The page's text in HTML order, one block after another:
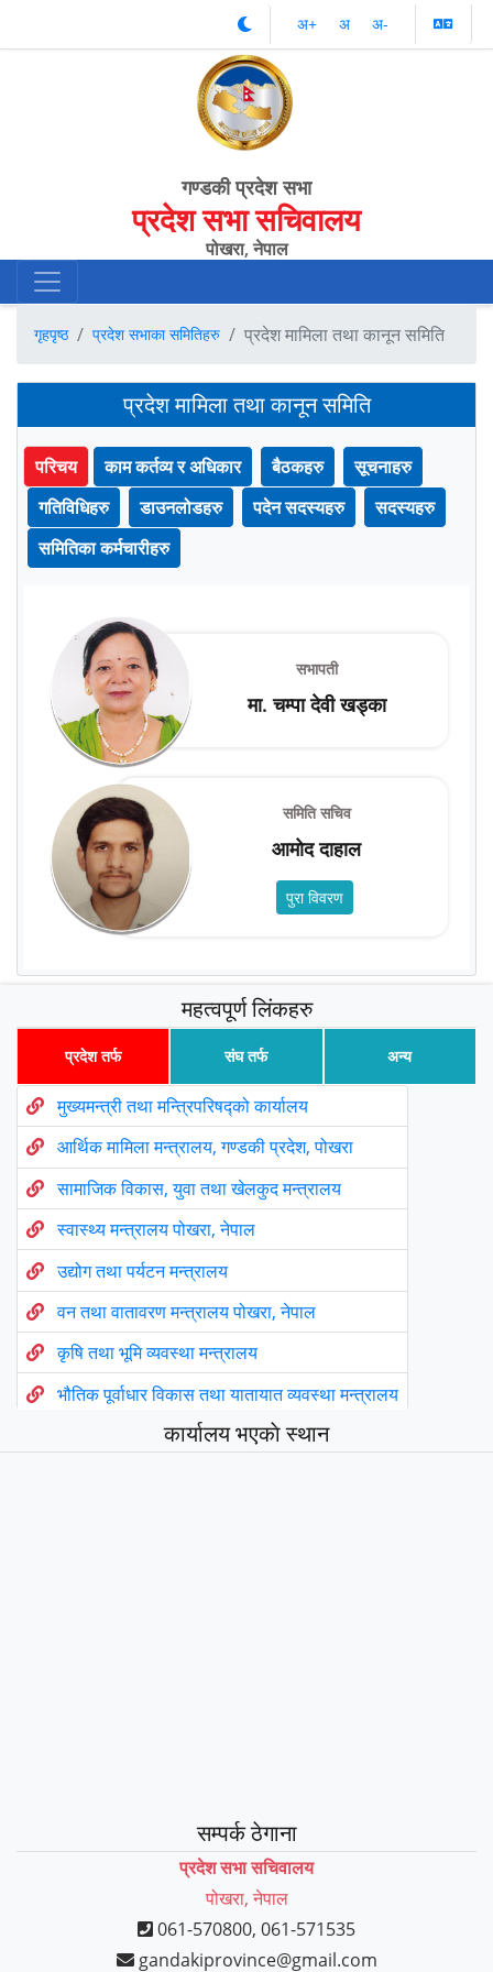
अ‌‌+ अ‌ अ‌-
गण्डकी प्रदेश सभा
प्रदेश सभा सचिवालय
पोखरा, नेपाल
गृहपृष्ठ प्रदेश सभाका समितिहरु प्रदेश मामिला तथा कानून समिति
प्रदेश मामिला तथा कानून समिति
परिचय काम कर्तव्य र अधिकार बैठकहरु
सूचनाहरु
गतिविधिहरु
डाउनलोडहरु पदेन सदस्यहरु
सदस्यहरु
समितिका कर्मचारीहरु
सभापती
मा. चम्पा देवी खड्का
समिति सचिव
आमोद दाहाल
पुरा विवरण
महत्वपूर्ण लिंकहरु
प्रदेश तर्फ संघ तर्फ अन्य
मुख्यमन्त्री तथा मन्त्रिपरिषद्को कार्यालय
आर्थिक मामिला मन्त्रालय, गण्डकी प्रदेश, पोखरा
सामाजिक विकास, युवा तथा खेलकुद मन्त्रालय
स्वास्थ्य मन्त्रालय पोखरा, नेपाल
उद्योग तथा पर्यटन मन्त्रालय
वन तथा वातावरण मन्त्रालय पोखरा, नेपाल
कृषि तथा भूमि व्यवस्था मन्त्रालय
भौतिक पूर्वाधार विकास तथा यातायात व्यवस्था मन्त्रालय
उर्जा, जलस्रोत तथा खानेपानी मन्त्रालय
कार्यालय भएकाे स्थान
सम्पर्क ठेगाना
प्रदेश सभा सचिवालय
पोखरा, नेपाल
061-570800, 061-571535
gandakiprovince@gmail.com